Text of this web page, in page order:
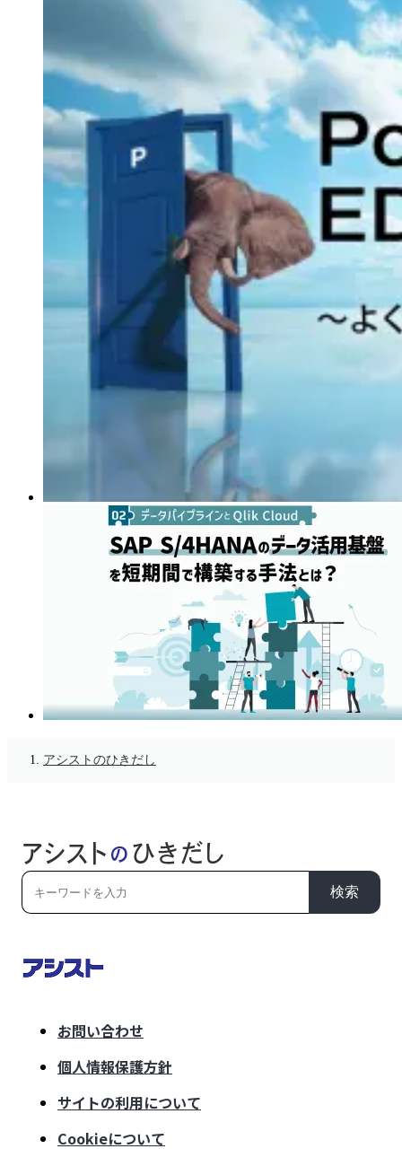
アシストのひきだし
検索
お問い合わせ
個人情報保護方針
サイトの利用について
Cookieについて